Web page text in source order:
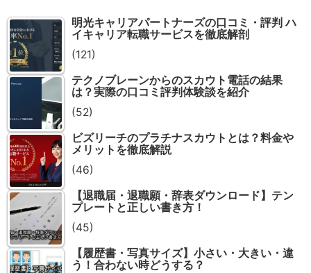
明光キャリアパートナーズの口コミ・評判 ハ
イキャリア転職サービスを徹底解剖
(121)
テクノブレーンからのスカウト電話の結果
は？実際の口コミ評判体験談を紹介
(52)
ビズリーチのプラチナスカウトとは？料金や
メリットを徹底解説
(46)
【退職届・退職願・辞表ダウンロード】テン
プレートと正しい書き方！
(45)
【履歴書・写真サイズ】小さい・大きい・違
う！合わない時どうする？